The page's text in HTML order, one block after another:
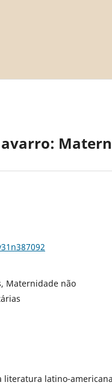
Maternidade não
literatura latino-americana